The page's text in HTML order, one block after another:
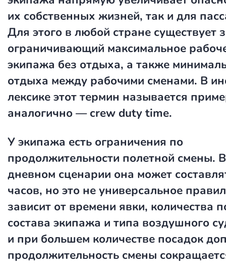
их собственных жизней, так и для
Для этого в любой стране существует
ограничивающий максимальное
экипажа без отдыха, а также
отдыха между рабочими сменами. В
лексике этот термин называется
аналогично — crew duty time.
У экипажа есть ограничения по
продолжительности полетной смены.
дневном сценарии она может
часов, но это не универсальное
зависит от времени явки, количества
состава экипажа и типа воздушного
и при большем количестве посадок
продолжительность смены